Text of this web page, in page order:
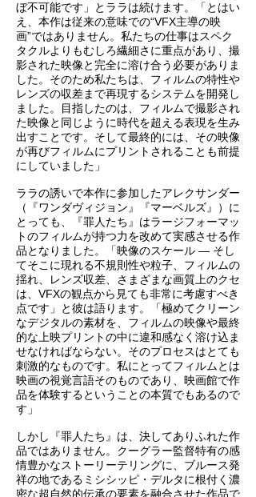
ぼ不可能です」とララは続けます。「とはい
え、本作は従来の意味での“VFX主導の映
画”ではありません。私たちの仕事はスペク
タクルよりもむしろ繊細さに重点があり、撮
影された映像と完全に溶け合う必要がありま
した。そのため私たちは、フィルムの特性や
レンズの収差まで再現するシステムを開発し
ました。目指したのは、フィルムで撮影され
た映像と同じように時代を超える表現を生み
出すことです。そして最終的には、その映像
が再びフィルムにプリントされることも前提
にしていました」
ララの誘いで本作に参加したアレクサンダー
（『ワンダヴィジョン』『マーベルズ』）に
とっても、『罪人たち』はラージフォーマッ
トのフィルムが持つ力を改めて実感させる作
品となりました。「映像のスケール ― そし
てそこに現れる不規則性や粒子、フィルムの
揺れ、レンズ収差、さまざまな画質上のクセ
は、VFXの観点から見ても非常に考慮すべき
点です」と彼は語ります。「極めてクリーン
なデジタルの素材を、フィルムの映像や最終
的な上映プリントの中に違和感なく溶け込ま
せなければならない。そのプロセスはとても
刺激的なものです。私にとってフィルムとは
映画の視覚言語そのものであり、映画館で作
品を体験するということの本質でもあるので
す」
しかし『罪人たち』は、決してありふれた作
品ではありません。クーグラー監督特有の感
情豊かなストーリーテリングに、ブルース発
祥の地であるミシシッピ・デルタに根付く濃
密な超自然的伝承の要素を融合させた作品で